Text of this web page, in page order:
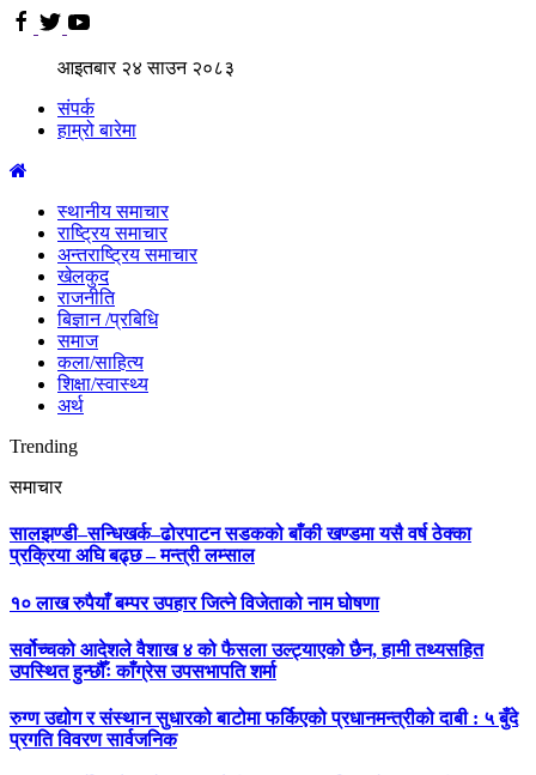
आइतबार २४साउन २०८३
संपर्क
हाम्रो बारेमा
स्थानीय समाचार
राष्ट्रिय समाचार
अन्तराष्ट्रिय समाचार
खेलकुद
राजनीति
बिज्ञान /प्रबिधि
समाज
कला/साहित्य
शिक्षा/स्वास्थ्य
अर्थ
Trending
समाचार
सालझण्डी–सन्धिखर्क–ढोरपाटन सडकको बाँकी खण्डमा यसै वर्ष ठेक्का
प्रक्रिया अघि बढ्छ – मन्त्री लम्साल
१० लाख रुपैयाँ बम्पर उपहार जित्ने विजेताको नाम घोषणा
सर्वोच्चको आदेशले वैशाख ४ को फैसला उल्ट्याएको छैन, हामी तथ्यसहित
उपस्थित हुन्छौँः काँग्रेस उपसभापति शर्मा
रुग्ण उद्योग र संस्थान सुधारको बाटोमा फर्किएको प्रधानमन्त्रीको दाबी : ५ बुँदे
प्रगति विवरण सार्वजनिक